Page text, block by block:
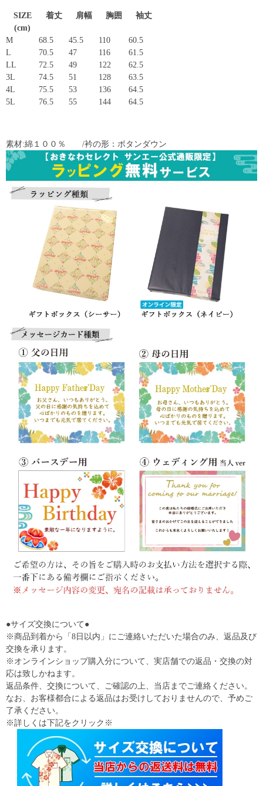
SIZE
(cm)
着丈 肩幅 胸囲 袖丈
M 68.5 45.5 110
60.5
L
70.5 47 116
61.5
LL
72.5 49 122
62.5
3L
74.5 51 128
63.5
4L
75.5 53 136
64.5
5L
76.5 55 144 64.5
素材:綿１００％ /衿の形：ボタンダウン
●サイズ交換について●
※商品到着から「8日以内」にご連絡いただいた場合のみ、返品及び
交換を承ります。
※オンラインショップ購入分について、実店舗での返品・交換の対
応は致しかねます。
返品条件、交換について、ご確認の上、当店までご連絡ください。
なお、お客様都合による返品はお受けしておりませんので、予めご
了承ください。
※詳しくは下記をクリック※